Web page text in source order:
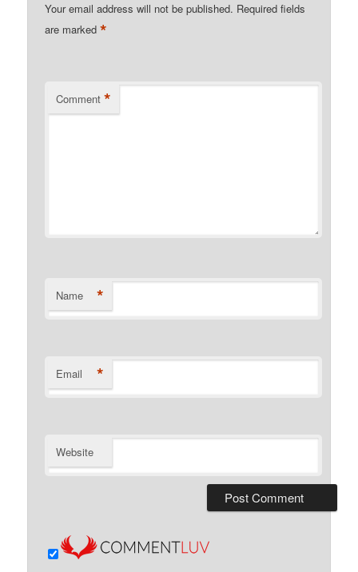
Your email address will not be published. Required fields
are marked*
Comment *
Name *
Email *
Website